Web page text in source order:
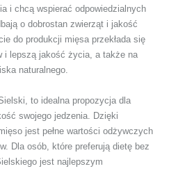
i chcą wspierać odpowiedzialnych
o dobrostan zwierząt i jakość
do produkcji mięsa przekłada się
i lepszą jakość życia, a także na
naturalnego.
to idealna propozycja dla
swojego jedzenia. Dzięki
jest pełne wartości odżywczych
Dla osób, które preferują dietę bez
jest najlepszym